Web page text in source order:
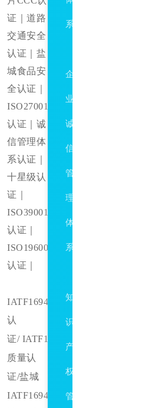
证｜道路
交通安全
认证｜盐
城食品安
全认证｜
ISO27001
认证｜诚
信管理体
系认证｜
十星级认
证｜
ISO39001
认证｜
ISO196001
认证｜
IATF16949
认
证/ IATF16949
质量认
证/盐城
IATF16949
系
企
业
诚
信
管
理
体
系
知
识
产
权
管